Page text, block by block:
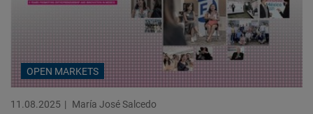
OPEN MARKETS
11.08.2025 María José Salcedo